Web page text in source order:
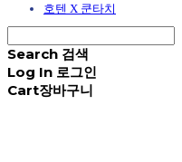
호텐 X 쿤타치
Search 검색
Log In 로그인
Cart장바구니